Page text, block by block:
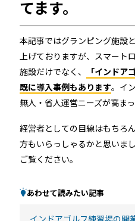
てます。
本記事ではグランピング施設
上げておりますが、スマート
施設だけでなく、
「インドア
既に導入事例もあります。イ
無人・省人運営ニーズが高まっ
経営者としての目線はもちろ
方もいらっしゃるかと思いま
ご覧ください。
あわせて読みたい記事